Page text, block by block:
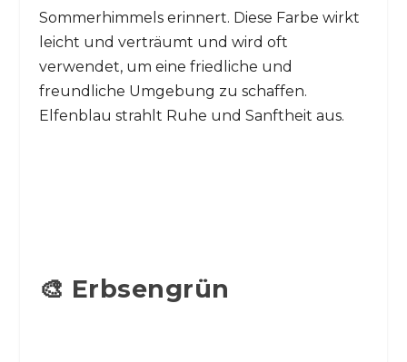
Sommerhimmels erinnert. Diese Farbe wirkt
leicht und verträumt und wird oft
verwendet, um eine friedliche und
freundliche Umgebung zu schaffen.
Elfenblau strahlt Ruhe und Sanftheit aus.
🎨 Erbsengrün